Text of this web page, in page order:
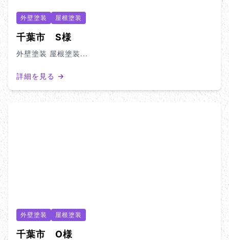
外壁塗装 屋根塗装
千葉市 S様
外壁塗装 屋根塗装...
詳細を見る →
外壁塗装 屋根塗装
千葉市 O様